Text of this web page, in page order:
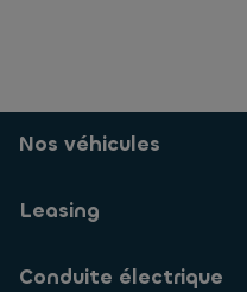
Nos véhicules
Leasing
Conduite électrique